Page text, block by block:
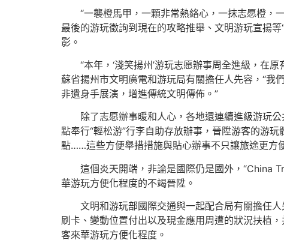
“一襲橙馬甲，一顆非常熱絡心，一抹志愿橙，
最後的游玩徵詢到現在的攻略推舉、文明游玩宣揚
影。
“本年，‘淺笑揚州’游玩志愿辦事周全進級，在
蘇省揚州市文明廣電和游玩局有關擔任人先容，“我
非遺身手展演，增進傳統文明傳佈。”
除了志愿辦事暖和人心，各地還連續進級游玩
點奉行“輕松游”行李自助存放辦事，晉陞游客的游
點……這些方便舉措措施與貼心辦事不只讓旅途更方
這個炎天開端，非論是國際仍是國外，“China
華游玩方便化程度的不竭晉陞。
文明和游玩部國際交通與一起配合局有關擔任
刷卡、變動位置付出以及現金應用周遭的狀況扶植
客來華游玩方便化程度。